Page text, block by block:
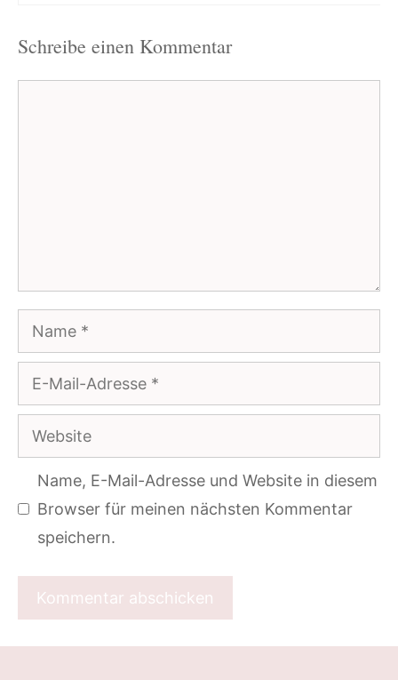
Schreibe einen Kommentar
Name
E-
Mail-
Adresse
Website
Name, E-Mail-Adresse und Website in diesem
Browser für meinen nächsten Kommentar
speichern.